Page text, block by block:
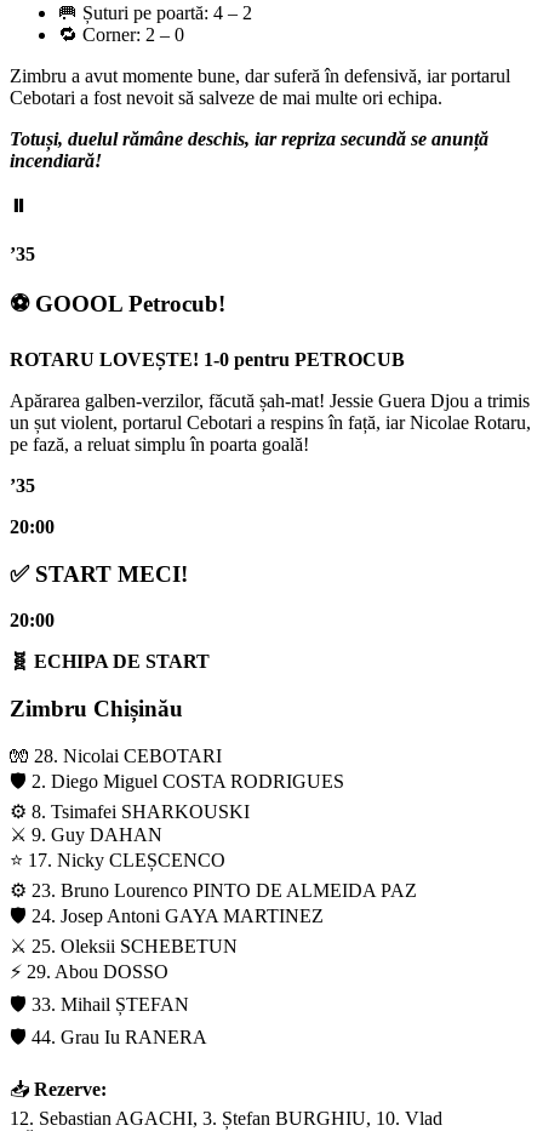
🥅 Șuturi pe poartă: 4 – 2
🔁 Corner: 2 – 0
Zimbru a avut momente bune, dar suferă în defensivă, iar portarul
Cebotari a fost nevoit să salveze de mai multe ori echipa.
Totuși, duelul rămâne deschis, iar repriza secundă se anunță
incendiară!
⏸️
’35
⚽ GOOOL Petrocub!
ROTARU LOVEȘTE! 1-0 pentru PETROCUB
Apărarea galben-verzilor, făcută șah-mat! Jessie Guera Djou a trimis
un șut violent, portarul Cebotari a respins în față, iar Nicolae Rotaru,
pe fază, a reluat simplu în poarta goală!
’35
20:00
✅ START MECI!
20:00
🧬 ECHIPA DE START
Zimbru Chișinău
🧤 28. Nicolai CEBOTARI
🛡️ 2. Diego Miguel COSTA RODRIGUES
⚙️ 8. Tsimafei SHARKOUSKI
⚔️ 9. Guy DAHAN
⭐ 17. Nicky CLEȘCENCO
⚙️ 23. Bruno Lourenco PINTO DE ALMEIDA PAZ
🛡️ 24. Josep Antoni GAYA MARTINEZ
⚔️ 25. Oleksii SCHEBETUN
⚡ 29. Abou DOSSO
🛡️ 33. Mihail ȘTEFAN
🛡️ 44. Grau Iu RANERA
📥 Rezerve:
12. Sebastian AGACHI, 3. Ștefan BURGHIU, 10. Vlad